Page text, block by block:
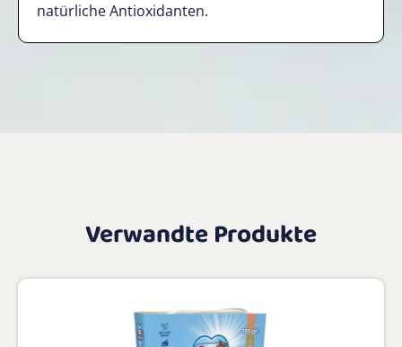
natürliche Antioxidanten.
Verwandte Produkte